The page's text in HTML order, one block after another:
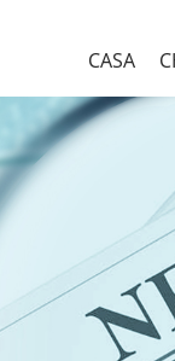
CASA